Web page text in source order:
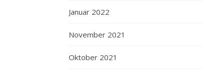
Januar 2022
November 2021
Oktober 2021